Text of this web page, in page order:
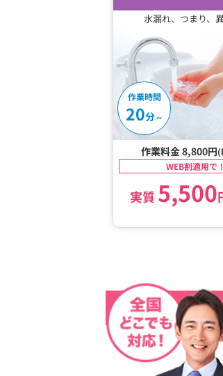
水漏れ、つまり、
作業時間
20分～
作業料金 8,800円(
WEB割適用で！
実質 5,500